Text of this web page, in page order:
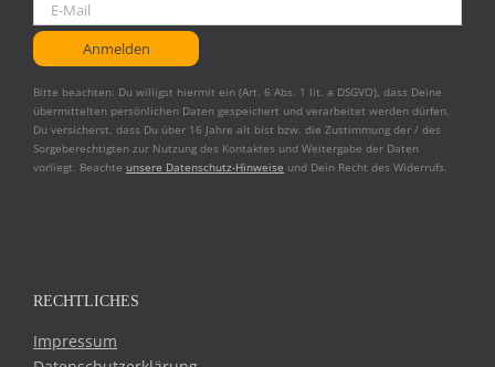
Bitte beachten: Du willigst hiermit ein (Art. 6 Abs. 1 lit. a DSGVO), dass Deine
übermittelten persönlichen Daten gespeichert und verarbeitet werden dürfen.
Du versicherst, dass Du über 16 Jahre alt bist bzw. die Zustimmung der / des
Sorgeberechtigten zur Nutzung des Kontaktes und Weitergabe der Daten
vorliegt. Beachte unsere Datenschutz-Hinweise und Dein Recht des Widerrufs.
RECHTLICHES
Impressum